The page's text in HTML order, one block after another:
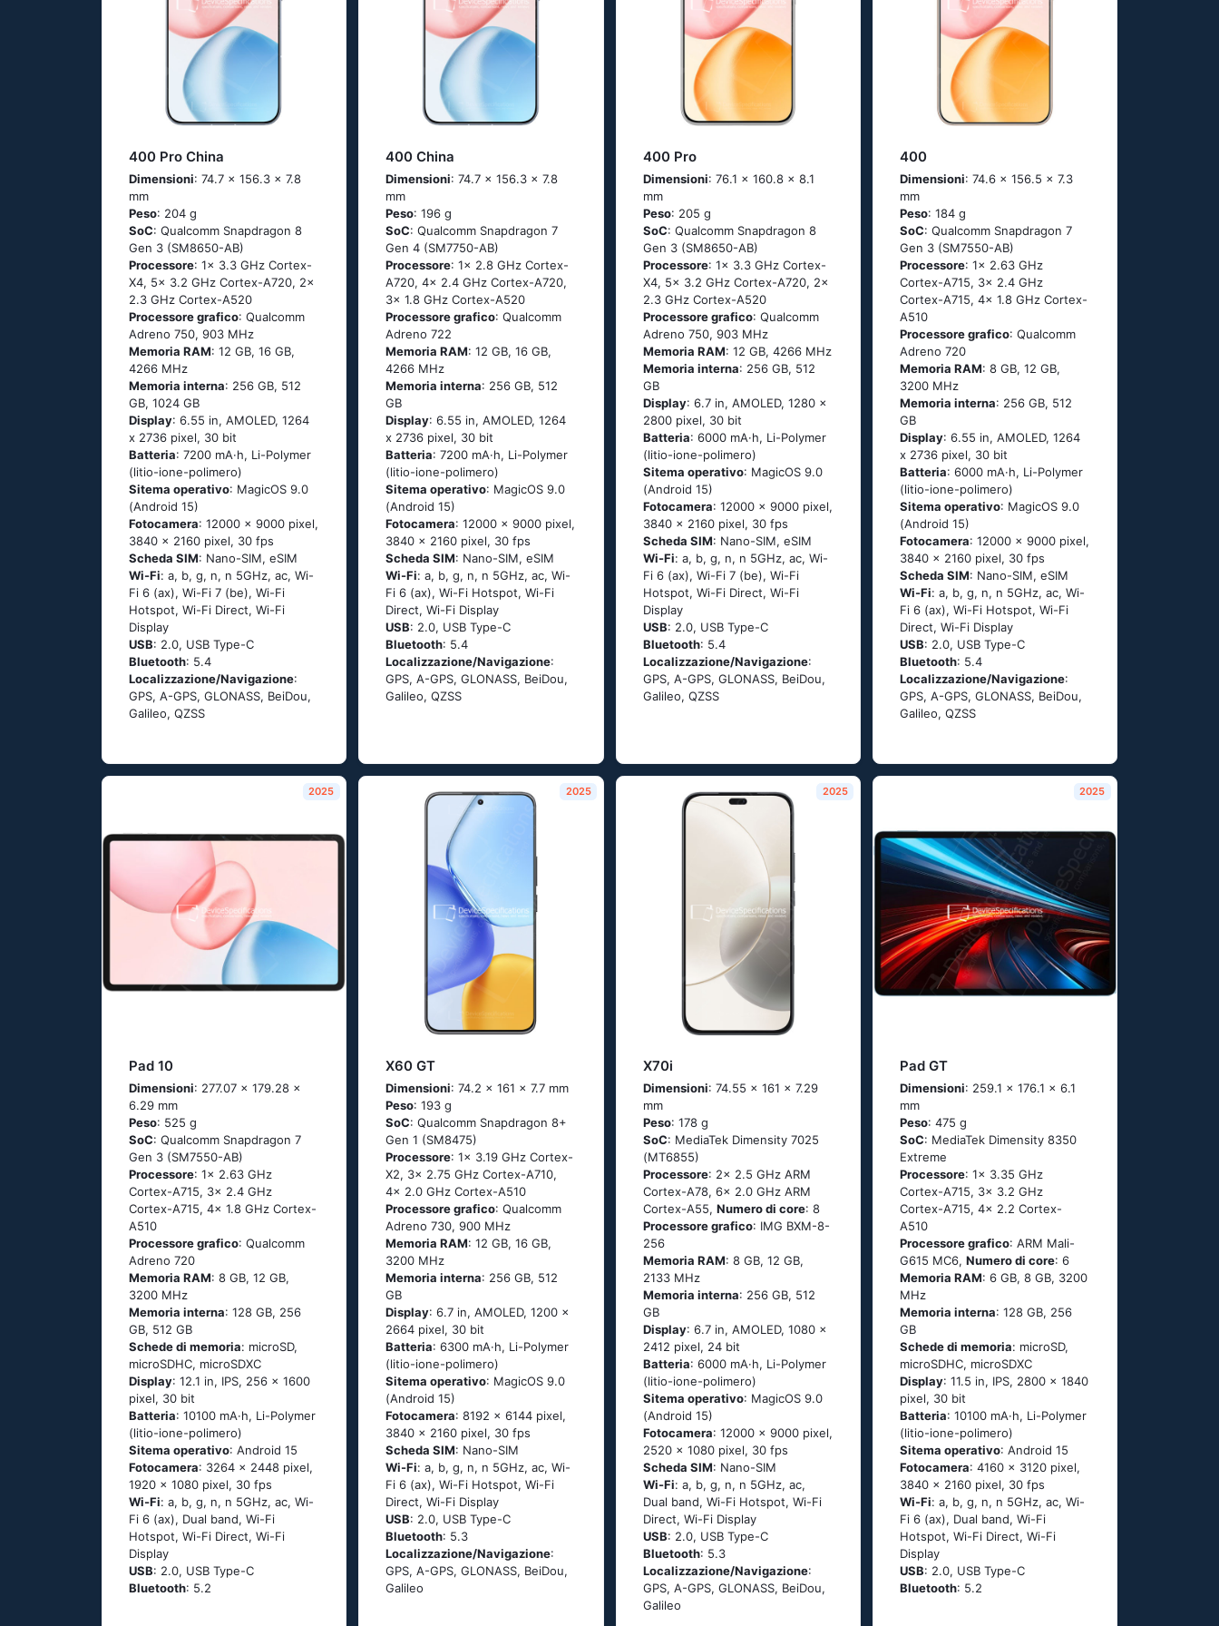
400 Pro China
Dimensioni: 74.7 x 156.3 x 7.8
mm
Peso: 204 g
SoC: Qualcomm Snapdragon 8
Gen 3 (SM8650-AB)
Processore: 1x 3.3 GHz Cortex-
X4, 5x 3.2 GHz Cortex-A720, 2x
2.3 GHz Cortex-A520
Processore grafico: Qualcomm
Adreno 750, 903 MHz
Memoria RAM: 12 GB, 16 GB,
4266 MHz
Memoria interna: 256 GB, 512
GB, 1024 GB
Display: 6.55 in, AMOLED, 1264
x 2736 pixel, 30 bit
Batteria: 7200 mA·h, Li-Polymer
(litio-ione-polimero)
Sitema operativo: MagicOS 9.0
(Android 15)
Fotocamera: 12000 x 9000 pixel,
3840 x 2160 pixel, 30 fps
Scheda SIM: Nano-SIM, eSIM
Wi-Fi: a, b, g, n, n 5GHz, ac, Wi-
Fi 6 (ax), Wi-Fi 7 (be), Wi-Fi
Hotspot, Wi-Fi Direct, Wi-Fi
Display
USB: 2.0, USB Type-C
Bluetooth: 5.4
Localizzazione/Navigazione:
GPS, A-GPS, GLONASS, BeiDou,
Galileo, QZSS
400 China
Dimensioni: 74.7 x 156.3 x 7.8
mm
Peso: 196 g
SoC: Qualcomm Snapdragon 7
Gen 4 (SM7750-AB)
Processore: 1x 2.8 GHz Cortex-
A720, 4x 2.4 GHz Cortex-A720,
3x 1.8 GHz Cortex-A520
Processore grafico: Qualcomm
Adreno 722
Memoria RAM: 12 GB, 16 GB,
4266 MHz
Memoria interna: 256 GB, 512
GB
Display: 6.55 in, AMOLED, 1264
x 2736 pixel, 30 bit
Batteria: 7200 mA·h, Li-Polymer
(litio-ione-polimero)
Sitema operativo: MagicOS 9.0
(Android 15)
Fotocamera: 12000 x 9000 pixel,
3840 x 2160 pixel, 30 fps
Scheda SIM: Nano-SIM, eSIM
Wi-Fi: a, b, g, n, n 5GHz, ac, Wi-
Fi 6 (ax), Wi-Fi Hotspot, Wi-Fi
Direct, Wi-Fi Display
USB: 2.0, USB Type-C
Bluetooth: 5.4
Localizzazione/Navigazione:
GPS, A-GPS, GLONASS, BeiDou,
Galileo, QZSS
400 Pro
Dimensioni: 76.1 x 160.8 x 8.1
mm
Peso: 205 g
SoC: Qualcomm Snapdragon 8
Gen 3 (SM8650-AB)
Processore: 1x 3.3 GHz Cortex-
X4, 5x 3.2 GHz Cortex-A720, 2x
2.3 GHz Cortex-A520
Processore grafico: Qualcomm
Adreno 750, 903 MHz
Memoria RAM: 12 GB, 4266 MHz
Memoria interna: 256 GB, 512
GB
Display: 6.7 in, AMOLED, 1280 x
2800 pixel, 30 bit
Batteria: 6000 mA·h, Li-Polymer
(litio-ione-polimero)
Sitema operativo: MagicOS 9.0
(Android 15)
Fotocamera: 12000 x 9000 pixel,
3840 x 2160 pixel, 30 fps
Scheda SIM: Nano-SIM, eSIM
Wi-Fi: a, b, g, n, n 5GHz, ac, Wi-
Fi 6 (ax), Wi-Fi 7 (be), Wi-Fi
Hotspot, Wi-Fi Direct, Wi-Fi
Display
USB: 2.0, USB Type-C
Bluetooth: 5.4
Localizzazione/Navigazione:
GPS, A-GPS, GLONASS, BeiDou,
Galileo, QZSS
400
Dimensioni: 74.6 x 156.5 x 7.3
mm
Peso: 184 g
SoC: Qualcomm Snapdragon 7
Gen 3 (SM7550-AB)
Processore: 1x 2.63 GHz
Cortex-A715, 3x 2.4 GHz
Cortex-A715, 4x 1.8 GHz Cortex-
A510
Processore grafico: Qualcomm
Adreno 720
Memoria RAM: 8 GB, 12 GB,
3200 MHz
Memoria interna: 256 GB, 512
GB
Display: 6.55 in, AMOLED, 1264
x 2736 pixel, 30 bit
Batteria: 6000 mA·h, Li-Polymer
(litio-ione-polimero)
Sitema operativo: MagicOS 9.0
(Android 15)
Fotocamera: 12000 x 9000 pixel,
3840 x 2160 pixel, 30 fps
Scheda SIM: Nano-SIM, eSIM
Wi-Fi: a, b, g, n, n 5GHz, ac, Wi-
Fi 6 (ax), Wi-Fi Hotspot, Wi-Fi
Direct, Wi-Fi Display
USB: 2.0, USB Type-C
Bluetooth: 5.4
Localizzazione/Navigazione:
GPS, A-GPS, GLONASS, BeiDou,
Galileo, QZSS
2025
Pad 10
Dimensioni: 277.07 x 179.28 x
6.29 mm
Peso: 525 g
SoC: Qualcomm Snapdragon 7
Gen 3 (SM7550-AB)
Processore: 1x 2.63 GHz
Cortex-A715, 3x 2.4 GHz
Cortex-A715, 4x 1.8 GHz Cortex-
A510
Processore grafico: Qualcomm
Adreno 720
Memoria RAM: 8 GB, 12 GB,
3200 MHz
Memoria interna: 128 GB, 256
GB, 512 GB
Schede di memoria: microSD,
microSDHC, microSDXC
Display: 12.1 in, IPS, 256 x 1600
pixel, 30 bit
Batteria: 10100 mA·h, Li-Polymer
(litio-ione-polimero)
Sitema operativo: Android 15
Fotocamera: 3264 x 2448 pixel,
1920 x 1080 pixel, 30 fps
Wi-Fi: a, b, g, n, n 5GHz, ac, Wi-
Fi 6 (ax), Dual band, Wi-Fi
Hotspot, Wi-Fi Direct, Wi-Fi
Display
USB: 2.0, USB Type-C
Bluetooth: 5.2
2025
X60 GT
Dimensioni: 74.2 x 161 x 7.7 mm
Peso: 193 g
SoC: Qualcomm Snapdragon 8+
Gen 1 (SM8475)
Processore: 1x 3.19 GHz Cortex-
X2, 3x 2.75 GHz Cortex-A710,
4x 2.0 GHz Cortex-A510
Processore grafico: Qualcomm
Adreno 730, 900 MHz
Memoria RAM: 12 GB, 16 GB,
3200 MHz
Memoria interna: 256 GB, 512
GB
Display: 6.7 in, AMOLED, 1200 x
2664 pixel, 30 bit
Batteria: 6300 mA·h, Li-Polymer
(litio-ione-polimero)
Sitema operativo: MagicOS 9.0
(Android 15)
Fotocamera: 8192 x 6144 pixel,
3840 x 2160 pixel, 30 fps
Scheda SIM: Nano-SIM
Wi-Fi: a, b, g, n, n 5GHz, ac, Wi-
Fi 6 (ax), Wi-Fi Hotspot, Wi-Fi
Direct, Wi-Fi Display
USB: 2.0, USB Type-C
Bluetooth: 5.3
Localizzazione/Navigazione:
GPS, A-GPS, GLONASS, BeiDou,
Galileo
2025
X70i
Dimensioni: 74.55 x 161 x 7.29
mm
Peso: 178 g
SoC: MediaTek Dimensity 7025
(MT6855)
Processore: 2x 2.5 GHz ARM
Cortex-A78, 6x 2.0 GHz ARM
Cortex-A55, Numero di core: 8
Processore grafico: IMG BXM-8-
256
Memoria RAM: 8 GB, 12 GB,
2133 MHz
Memoria interna: 256 GB, 512
GB
Display: 6.7 in, AMOLED, 1080 x
2412 pixel, 24 bit
Batteria: 6000 mA·h, Li-Polymer
(litio-ione-polimero)
Sitema operativo: MagicOS 9.0
(Android 15)
Fotocamera: 12000 x 9000 pixel,
2520 x 1080 pixel, 30 fps
Scheda SIM: Nano-SIM
Wi-Fi: a, b, g, n, n 5GHz, ac,
Dual band, Wi-Fi Hotspot, Wi-Fi
Direct, Wi-Fi Display
USB: 2.0, USB Type-C
Bluetooth: 5.3
Localizzazione/Navigazione:
GPS, A-GPS, GLONASS, BeiDou,
Galileo
2025
Pad GT
Dimensioni: 259.1 x 176.1 x 6.1
mm
Peso: 475 g
SoC: MediaTek Dimensity 8350
Extreme
Processore: 1x 3.35 GHz
Cortex-A715, 3x 3.2 GHz
Cortex-A715, 4x 2.2 Cortex-
A510
Processore grafico: ARM Mali-
G615 MC6,Numero di core: 6
Memoria RAM: 6 GB, 8 GB, 3200
MHz
Memoria interna: 128 GB, 256
GB
Schede di memoria: microSD,
microSDHC, microSDXC
Display: 11.5 in, IPS, 2800 x 1840
pixel, 30 bit
Batteria: 10100 mA·h, Li-Polymer
(litio-ione-polimero)
Sitema operativo: Android 15
Fotocamera: 4160 x 3120 pixel,
3840 x 2160 pixel, 30 fps
Wi-Fi: a, b, g, n, n 5GHz, ac, Wi-
Fi 6 (ax), Dual band, Wi-Fi
Hotspot, Wi-Fi Direct, Wi-Fi
Display
USB: 2.0, USB Type-C
Bluetooth: 5.2